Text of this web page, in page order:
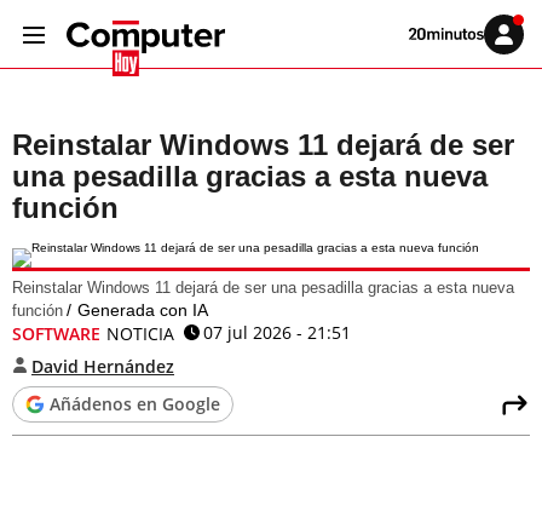
Volver
Iniciar
sesión
Reinstalar Windows 11 dejará de ser
una pesadilla gracias a esta nueva
función
Reinstalar Windows 11 dejará de ser una pesadilla gracias a esta nueva
función
Generada con IA
SOFTWARE NOTICIA
07 jul 2026 - 21:51
David Hernández
Añádenos en Google